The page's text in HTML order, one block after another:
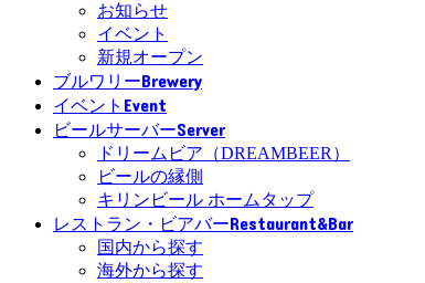
お知らせ
イベント
新規オープン
ブルワリーBrewery
イベント Event
ビールサーバーServer
ドリームビア（DREAMBEER）
ビールの縁側
キリンビール ホームタップ
レストラン・ビアバーRestaurant&Bar
国内から探す
海外から探す